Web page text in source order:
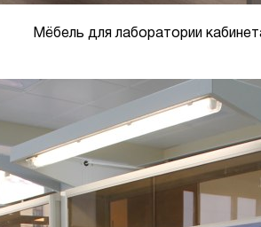
Мёбель для лаборатории